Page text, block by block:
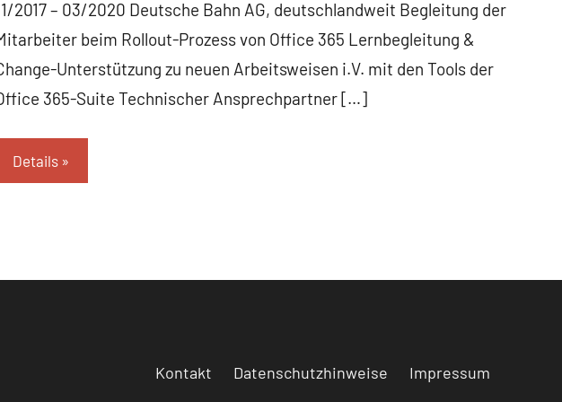
2017 – 03/2020 Deutsche Bahn AG, deutschlandweit Begleitung der
beim Rollout-Prozess von Office 365 Lernbegleitung &
Unterstützung zu neuen Arbeitsweisen i.V. mit den Tools der
365-Suite Technischer Ansprechpartner […]
Details
Kontakt Datenschutzhinweise Impressum